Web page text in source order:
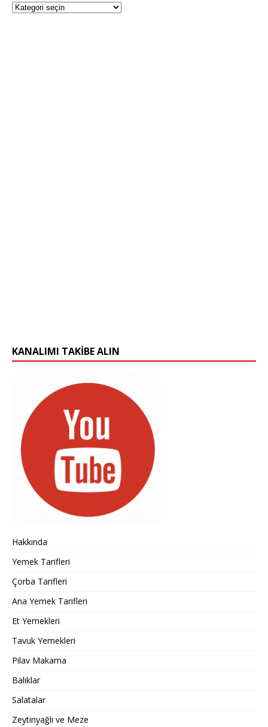
KANALIMI TAKIBE ALIN
Hakkında
Yemek Tarifleri
Çorba Tarifleri
Ana Yemek Tarifleri
Et Yemekleri
Tavuk Yemekleri
Pilav Makarna
Balıklar
Salatalar
Zeytinyağlı ve Meze